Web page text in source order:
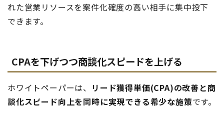
れた営業リソースを案件化確度の高い相手に集中投下
できます。
CPAを下げつつ商談化スピードを上げる
ホワイトペーパーは、 リード獲得単価(CPA)の改善と商
談化スピード向上を同時に実現できる希少な施策です。